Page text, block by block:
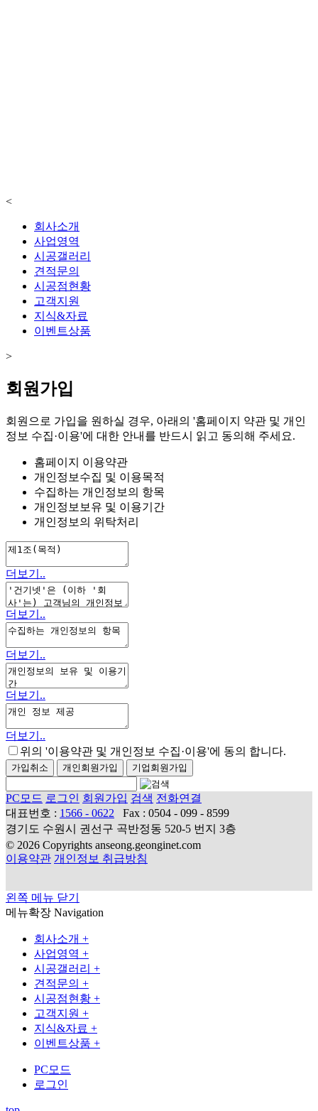
<
회사소개
사업영역
시공갤러리
견적문의
시공점현황
고객지원
지식&자료
이벤트상품
>
회원가입
회원으로 가입을 원하실 경우, 아래의 '홈페이지 약관 및 개인
정보 수집·이용'에 대한 안내를 반드시 읽고 동의 해 주세요.
홈페이지 이용약관
개인정보수집 및 이용목적
수집하는 개인정보의 항목
개인정보보유 및 이용기간
개인정보의 위탁처리
더보기..
더보기..
더보기..
더보기..
더보기..
위의 '이용약관 및 개인정보 수집·이용'에 동의 합니다.
PC모드 로그인 회원가입 검색 전화연결
대표번호 : 1566 - 0622
Fax : 0504 - 099 - 8599
경기도 수원시 권선구 곡반정동 520-5 번지 3층
© 2026 Copyrights anseong.geonginet.com
이용약관 개인정보 취급방침
왼쪽 메뉴 닫기
메뉴확장 Navigation
회사소개 +
사업영역 +
시공갤러리 +
견적문의 +
시공점현황 +
고객지원 +
지식&자료 +
이벤트상품 +
PC모드
로그인